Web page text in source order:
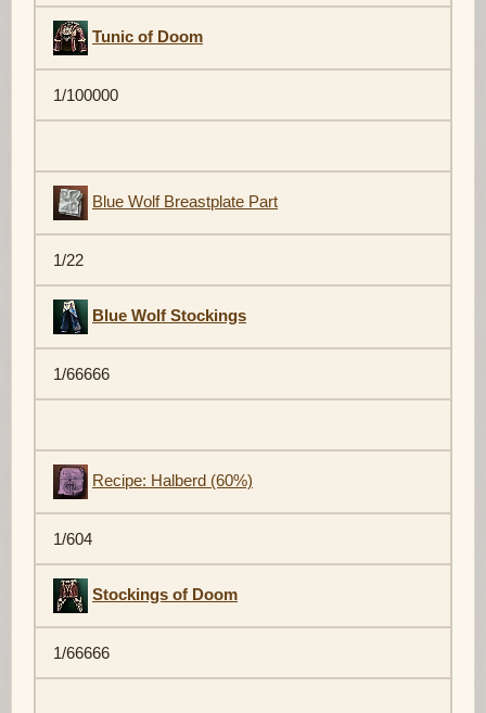
Tunic of Doom
1/100000
Blue Wolf Breastplate Part
1/22
Blue Wolf Stockings
1/66666
Recipe: Halberd (60%)
1/604
Stockings of Doom
1/66666